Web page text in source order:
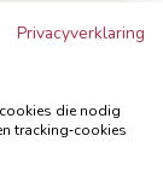
in
per 2
Privacyverklaring
die nodig
tracking‑cookies